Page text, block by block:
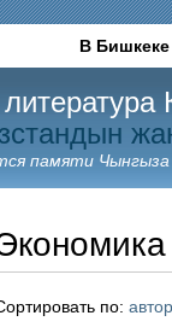
В Бишкеке
памяти
по: